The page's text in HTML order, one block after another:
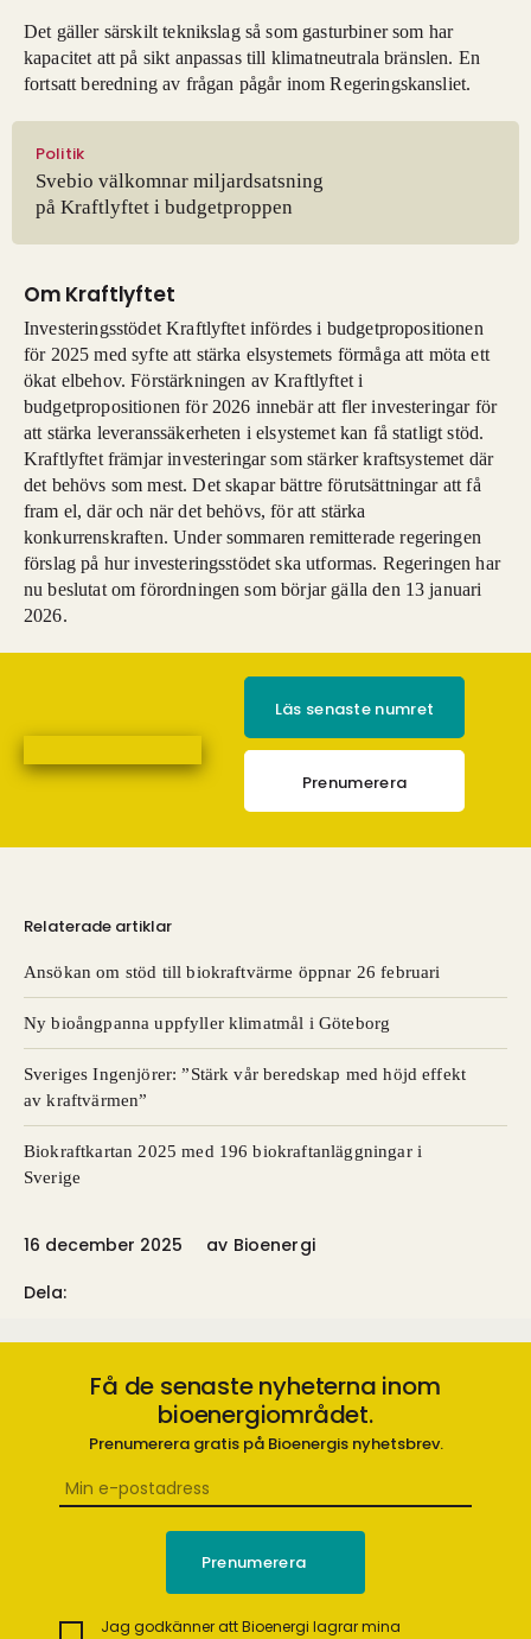
Det gäller särskilt teknikslag så som gasturbiner som har
kapacitet att på sikt anpassas till klimatneutrala bränslen. En
fortsatt beredning av frågan pågår inom Regeringskansliet.
Politik
Svebio välkomnar miljardsatsning
på Kraftlyftet i budgetproppen
Om Kraftlyftet
Investeringsstödet Kraftlyftet infördes i budgetpropositionen
för 2025 med syfte att stärka elsystemets förmåga att möta ett
ökat elbehov. Förstärkningen av Kraftlyftet i
budgetpropositionen för 2026 innebär att fler investeringar för
att stärka leveranssäkerheten i elsystemet kan få statligt stöd.
Kraftlyftet främjar investeringar som stärker kraftsystemet där
det behövs som mest. Det skapar bättre förutsättningar att få
fram el, där och när det behövs, för att stärka
konkurrenskraften. Under sommaren remitterade regeringen
förslag på hur investeringsstödet ska utformas. Regeringen har
nu beslutat om förordningen som börjar gälla den 13 januari
2026.
Läs senaste numret
Prenumerera
Relaterade artiklar
Ansökan om stöd till biokraftvärme öppnar 26 februari
Ny bioångpanna uppfyller klimatmål i Göteborg
Sveriges Ingenjörer: ”Stärk vår beredskap med höjd effekt
av kraftvärmen”
Biokraftkartan 2025 med 196 biokraftanläggningar i
Sverige
16 december 2025 av Bioenergi
Dela:
Få de senaste nyheterna inom
bioenergiområdet.
Prenumerera gratis på Bioenergis nyhetsbrev.
Jag godkänner att Bioenergi lagrar mina